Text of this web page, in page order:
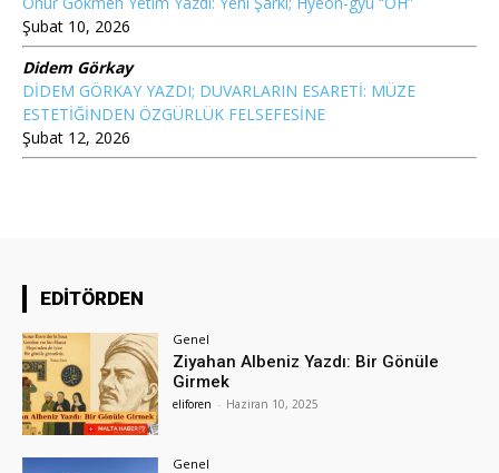
Şubat 10, 2026
Didem Görkay
DİDEM GÖRKAY YAZDI; DUVARLARIN ESARETİ: MÜZE
ESTETİĞİNDEN ÖZGÜRLÜK FELSEFESİNE
Şubat 12, 2026
EDİTÖRDEN
Genel
Ziyahan Albeniz Yazdı: Bir Gönüle
Girmek
eliforen - Haziran 10, 2025
Genel